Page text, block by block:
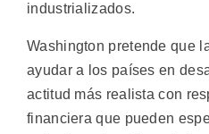
industrializados.
Washington pretende que
ayudar a los países en
actitud más realista con
financiera que pueden